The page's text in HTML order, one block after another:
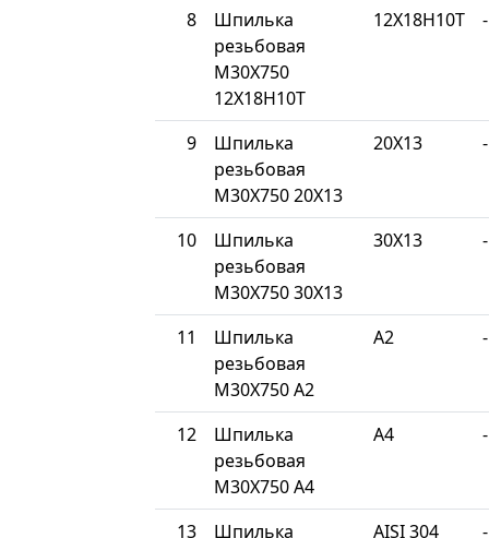
8
Шпилька
резьбовая
М30Х750
12Х18Н10Т
12Х18Н10Т -
9
Шпилька
резьбовая
М30Х750 20Х13
20Х13 -
10
Шпилька
резьбовая
М30Х750 30Х13
30Х13 -
11
Шпилька
резьбовая
М30Х750 A2
A2 -
12
Шпилька
резьбовая
М30Х750 A4
A4 -
13
Шпилька
AISI 304 -